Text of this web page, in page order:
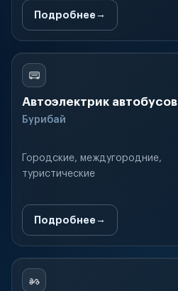
Подробнее
Автоэлектрик автобусов
Бурибай
Городские, междугородние,
туристические
Подробнее